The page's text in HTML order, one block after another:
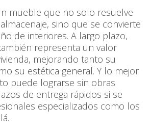
mueble que no solo resuelve
sino que se convierte
de interiores. A largo plazo,
representa un valor
mejorando tanto su
su estética general. Y lo mejor
puede lograrse sin obras
de entrega rápidos si se
especializados como los